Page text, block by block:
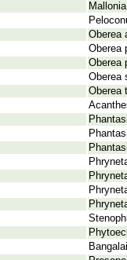
Oberea
Oberea
Oberea
Oberea
Oberea